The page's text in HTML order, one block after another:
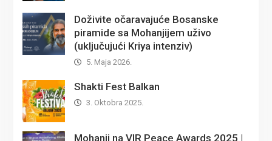
Doživite očaravajuće Bosanske
piramide sa Mohanjijem uživo
(uključujući Kriya intenziv)
5. Maja 2026.
Shakti Fest Balkan
3. Oktobra 2025.
Mohanji na VIR Peace Awards 2025 |